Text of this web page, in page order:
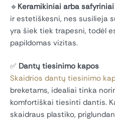
🔹 Keramikiniai arba
ir estetiškesni, nes susilieja
yra šiek tiek trapesni, todėl
papildomas vizitas.
✅ Dantų tiesinimo kapos
Skaidrios dantų tiesinimo
breketams, idealiai tinka
komfortiškai tiesinti dantis.
skaidraus plastiko,